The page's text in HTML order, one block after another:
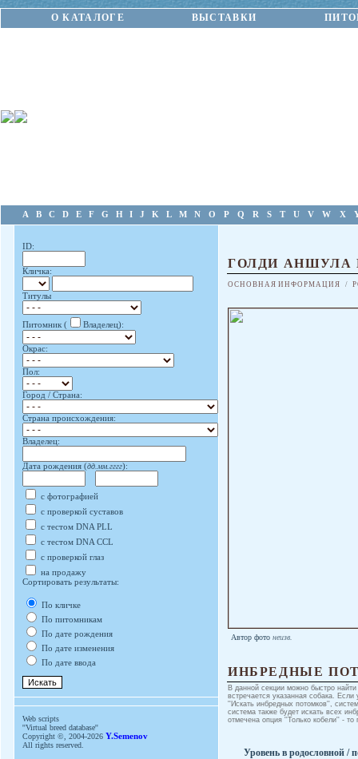
О КАТАЛОГЕ ВЫСТАВКИ
A B C D E F G H I J K L M N O P Q R S T U V W X
ID:
Кличка:
Титулы
Питомник ( Владелец):
Окрас:
Пол:
Город / Страна:
Страна происхождения:
Владелец:
Дата рождения (дд.мм.гггг):
с фотографией
с проверкой суставов
с тестом DNA PLL
с тестом DNA CCL
с проверкой глаз
на продажу
Сортировать результаты:
По кличке
По питомникам
По дате рождения
По дате изменения
По дате ввода
Web scripts
''Virtual breed database''
Copyright ©, 2004-2026 Y.Semenov
All rights reserved.
ГОЛДИ
ОСНОВНАЯ ИНФОРМАЦИЯ /
Автор фото неизв.
ИНБРЕДНЫЕ
В данной секции можно быстро
встречается указанная собака.
''Искать инбредных потомков'',
система также будет искать всех
отмечена опция ''Только кобели'' - то
Уровень в родословной /